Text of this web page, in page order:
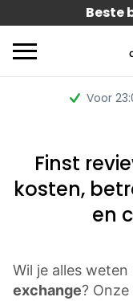
Beste
Voor
Finst
kosten,
en
Wil je alles
exchange?